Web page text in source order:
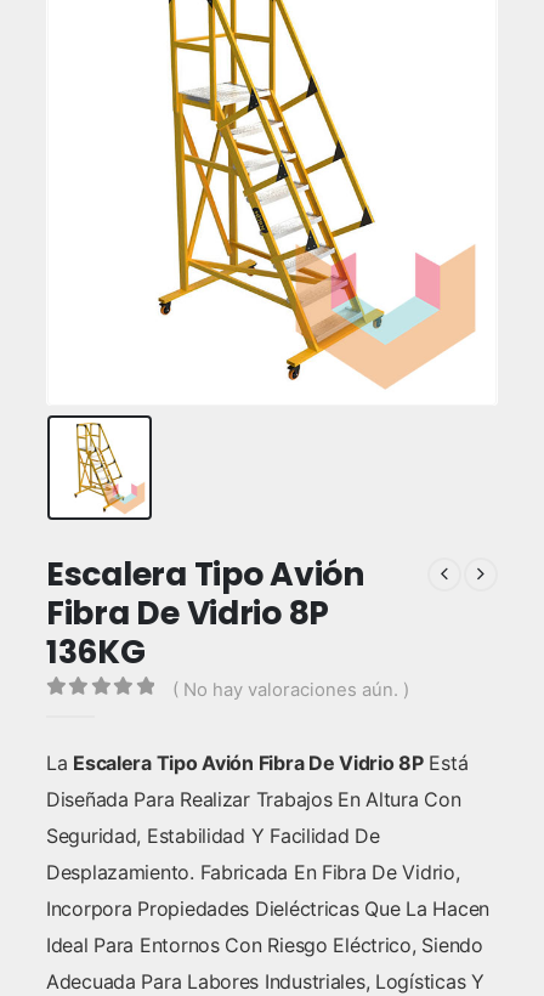
Escalera Tipo Avión
Fibra De Vidrio 8P
136KG
( No hay valoraciones aún. )
La Escalera Tipo Avión Fibra De Vidrio 8PEstá
Diseñada Para Realizar Trabajos En Altura Con
Seguridad, Estabilidad Y Facilidad De
Desplazamiento. Fabricada En Fibra De Vidrio,
Incorpora Propiedades Dieléctricas Que La Hacen
Ideal Para Entornos Con Riesgo Eléctrico, Siendo
Adecuada Para Labores Industriales, Logísticas Y